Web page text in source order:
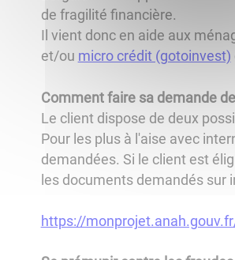
de fragilité financière.
Il vient donc en aide aux
et/ou micro crédit (gotoinvest)
Comment faire sa demande
Le client dispose de deux
Pour les plus à l'aise avec
demandées. Si le client est
les documents demandés sur
https://